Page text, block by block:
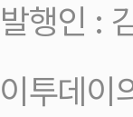
발행인 :
이투데이